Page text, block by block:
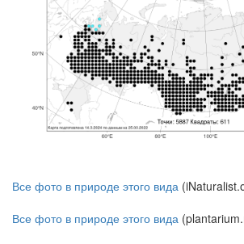
Все фото в природе этого вида
Все фото в природе этого вида